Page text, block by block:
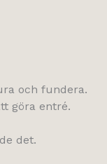
och fundera.
göra entré.
det.